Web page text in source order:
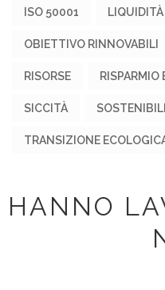
ISO 50001 LIQUIDITÀ
OBIETTIVO RINNOVABILI
RISORSE RISPARMIO
SICCITÀ
TRANSIZIONE
HANNO